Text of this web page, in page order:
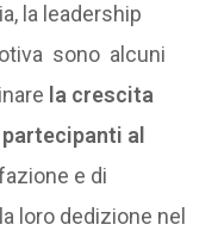
la leadership
sono alcuni
la crescita
al
e di
loro dedizione nel